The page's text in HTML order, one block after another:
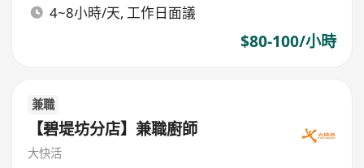
4~8小時/天, 工作日面議
$80-100/小時
兼職
【碧堤坊分店】兼職廚師
大快活